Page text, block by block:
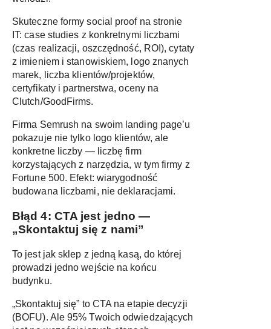
Skuteczne formy social proof na stronie
IT: case studies z konkretnymi liczbami
(czas realizacji, oszczędność, ROI), cytaty
z imieniem i stanowiskiem, logo znanych
marek, liczba klientów/projektów,
certyfikaty i partnerstwa, oceny na
Clutch/GoodFirms.
Firma Semrush na swoim landing page’u
pokazuje nie tylko logo klientów, ale
konkretne liczby — liczbę firm
korzystających z narzędzia, w tym firmy z
Fortune 500. Efekt: wiarygodność
budowana liczbami, nie deklaracjami.
Błąd 4: CTA jest jedno —
„Skontaktuj się z nami”
To jest jak sklep z jedną kasą, do której
prowadzi jedno wejście na końcu
budynku.
„Skontaktuj się” to CTA na etapie decyzji
(BOFU). Ale 95% Twoich odwiedzających